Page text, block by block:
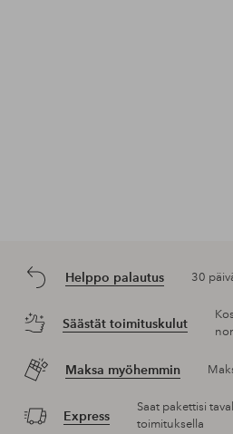
Helppo palautus 30
Säästät toimituskulut
Maksa myöhemmin
Express
Saat pakettisi
toimituksella